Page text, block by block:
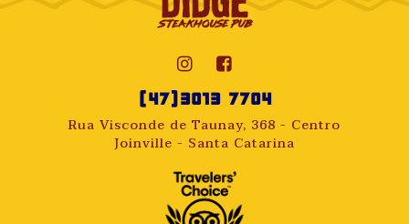
(47)3013 7704
Rua Visconde de Taunay, 368 - Centro
Joinville - Santa Catarina